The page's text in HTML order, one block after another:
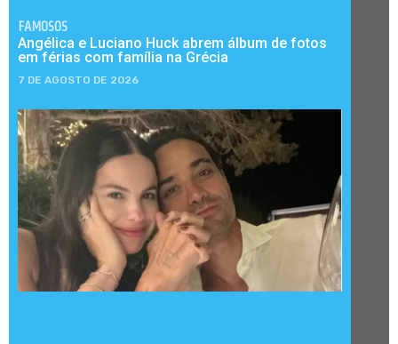
FAMOSOS
Angélica e Luciano Huck abrem álbum de fotos
em férias com família na Grécia
7 DE AGOSTO DE 2026